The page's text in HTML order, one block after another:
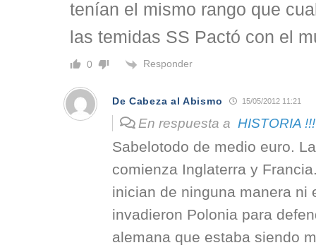
tenían el mismo rango que
las temidas SS Pactó con el
0 Responder
De Cabeza al Abismo 15/05/2012 11:21
En respuesta a HISTORIA !!!
Sabelotodo de medio euro.
comienza Inglaterra y
inician de ninguna manera ni
invadieron Polonia para
alemana que estaba siendo